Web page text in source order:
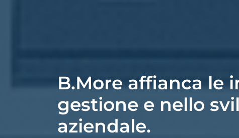
B.More affianca le
gestione e nello
aziendale.